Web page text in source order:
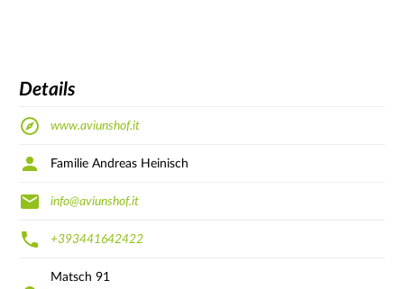
Details
www.aviunshof.it
Familie Andreas Heinisch
info@aviunshof.it
+393441642422
Matsch 91